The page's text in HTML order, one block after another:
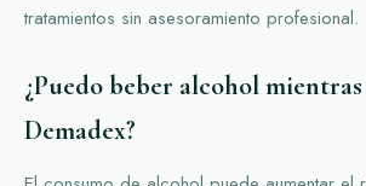
tratamientos sin asesoramiento profesional.
¿Puedo beber alcohol
Demadex?